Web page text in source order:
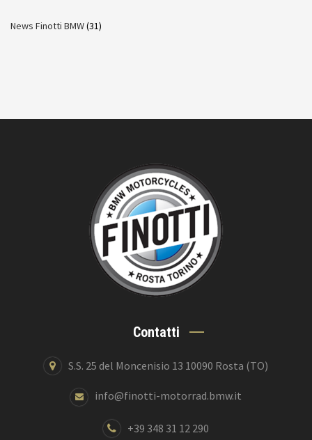
News Finotti BMW(31)
Contatti
S.S. 25 del Moncenisio 13 10090 Rosta (TO)
info@finotti-motorrad.bmw.it
+39 348 31 12 290